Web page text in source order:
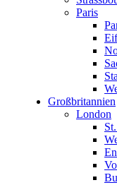
Von Old
Bustour durch
Bootstour
Wetter in
Venedig (1985)
Wetter in Italien
Belgien
Brüssel (2014)
Wetter in
Russland
Leningrad /
Paris
Großbritannien
London